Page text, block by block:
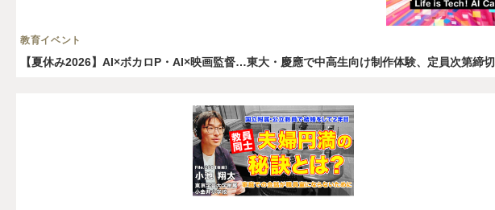
【夏休み2026】AI×ボカロP・AI×映画監督…東大・慶應で中高生向け制作体験、定員次第締切
教育イベント